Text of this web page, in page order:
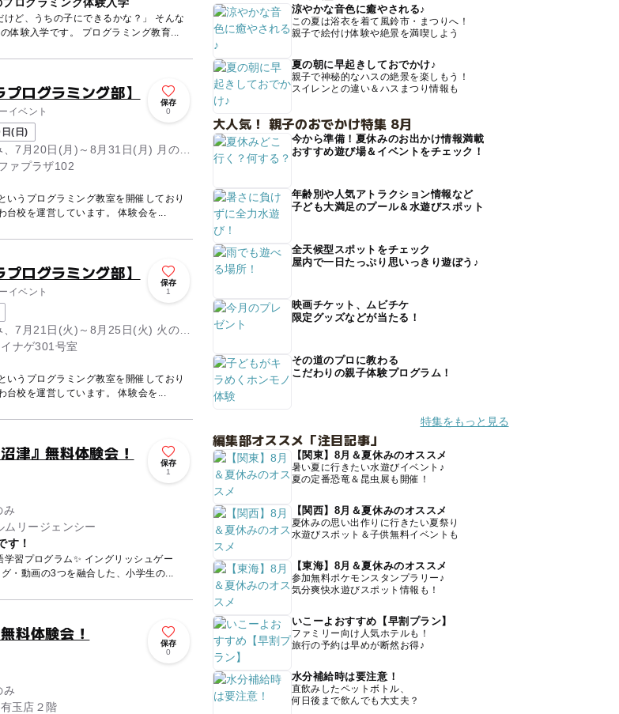
けど、うちの子にできるかな？」 そんな
保護者さまにおすすめの、夏休み限定・1ヶ月だけの体験入学です。 プログラミング教育...
ログラミング部】
イベント
保存
0
(日)
7月20日(月)～8月31日(月) 月の
ァプラザ102
うプログラミング教室を開催しており
ます。 千葉市内で稲毛校、蘇我校、磯辺校、みつわ台校を運営しています。 体験会を...
ログラミング部】
イベント
保存
1
7月21日(火)～8月25日(火) 火の
ナゲ301号室
うプログラミング教室を開催しており
ます。 千葉市内で稲毛校、蘇我校、磯辺校、みつわ台校を運営しています。 体験会を...
津』無料体験会！
保存
1
み
リージェンシー
す！
習プログラム✨ イングリッシュゲー
・動画の3つを融合した、小学生の...
料体験会！
保存
0
み
玉店２階
涼やかな音色に癒やされる♪
この夏は浴衣を着て風鈴市・まつりへ！
親子で絵付け体験や絶景を満喫しよう
夏の朝に早起きしておでかけ♪
親子で神秘的なハスの絶景を楽しもう！
スイレンとの違い＆ハスまつり情報も
大人気！ 親子のおでかけ特集 8月
今から準備！夏休みのお出かけ情報満載
おすすめ遊び場＆イベントをチェック！
年齢別や人気アトラクション情報など
子ども大満足のプール＆水遊びスポット
全天候型スポットをチェック
屋内で一日たっぷり思いっきり遊ぼう♪
映画チケット、ムビチケ
限定グッズなどが当たる！
その道のプロに教わる
こだわりの親子体験プログラム！
特集をもっと見る
編集部オススメ「注目記事」
【関東】8月＆夏休みのオススメ
暑い夏に行きたい水遊びイベント♪
夏の定番恐竜＆昆虫展も開催！
【関西】8月＆夏休みのオススメ
夏休みの思い出作りに行きたい夏祭り
水遊びスポット＆子供無料イベントも
【東海】8月＆夏休みのオススメ
参加無料ポケモンスタンプラリー♪
気分爽快水遊びスポット情報も！
いこーよおすすめ【早割プラン】
ファミリー向け人気ホテルも！
旅行の予約は早めが断然お得♪
水分補給時は要注意！
直飲みしたペットボトル、
何日後まで飲んでも大丈夫？